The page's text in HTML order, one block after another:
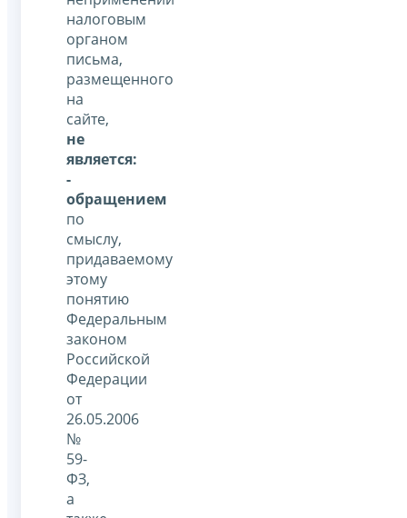
налоговым
органом
письма,
размещенного
на
сайте,
не
является:
-
обращением
по
смыслу,
придаваемому
этому
понятию
Федеральным
законом
Российской
Федерации
от
26.05.2006
№
59-
ФЗ,
а